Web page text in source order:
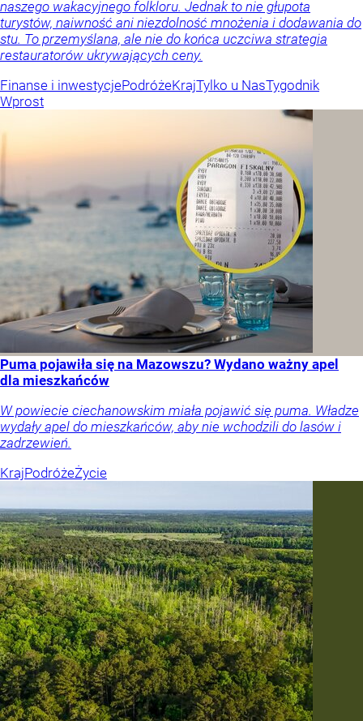
naszego wakacyjnego folkloru. Jednak to nie głupota
turystów, naiwność ani niezdolność mnożenia i dodawania do
stu. To przemyślana, ale nie do końca uczciwa strategia
restauratorów ukrywających ceny.
Finanse i inwestycjePodróżeKrajTylko u NasTygodnik
Wprost
Puma pojawiła się na Mazowszu? Wydano ważny apel
dla mieszkańców
W powiecie ciechanowskim miała pojawić się puma. Władze
wydały apel do mieszkańców, aby nie wchodzili do lasów i
zadrzewień.
KrajPodróżeŻycie